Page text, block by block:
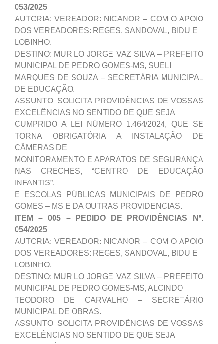
053/2025
AUTORIA: VEREADOR: NICANOR – COM O APOIO
DOS VEREADORES: REGES, SANDOVAL, BIDU E
LOBINHO.
DESTINO: MURILO JORGE VAZ SILVA – PREFEITO
MUNICIPAL DE PEDRO GOMES-MS, SUELI
MARQUES DE SOUZA – SECRETÁRIA MUNICIPAL
DE EDUCAÇÃO.
ASSUNTO: SOLICITA PROVIDÊNCIAS DE VOSSAS
EXCELÊNCIAS NO SENTIDO DE QUE SEJA
CUMPRIDO A LEI NÚMERO 1.464/2024, QUE SE
TORNA OBRIGATÓRIA A INSTALAÇÃO DE
CÂMERAS DE
MONITORAMENTO E APARATOS DE SEGURANÇA
NAS CRECHES, “CENTRO DE EDUCAÇÃO
INFANTIS”,
E ESCOLAS PÚBLICAS MUNICIPAIS DE PEDRO
GOMES – MS E DA OUTRAS PROVIDÊNCIAS.
ITEM – 005 – PEDIDO DE PROVIDÊNCIAS Nº.
054/2025
AUTORIA: VEREADOR: NICANOR – COM O APOIO
DOS VEREADORES: REGES, SANDOVAL, BIDU E
LOBINHO.
DESTINO: MURILO JORGE VAZ SILVA – PREFEITO
MUNICIPAL DE PEDRO GOMES-MS, ALCINDO
TEODORO DE CARVALHO – SECRETÁRIO
MUNICIPAL DE OBRAS.
ASSUNTO: SOLICITA PROVIDÊNCIAS DE VOSSAS
EXCELÊNCIAS NO SENTIDO DE QUE SEJA